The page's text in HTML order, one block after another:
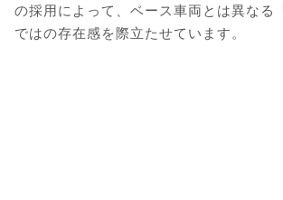
の採用によって、ベース車両とは異なる
ではの存在感を際立たせています。